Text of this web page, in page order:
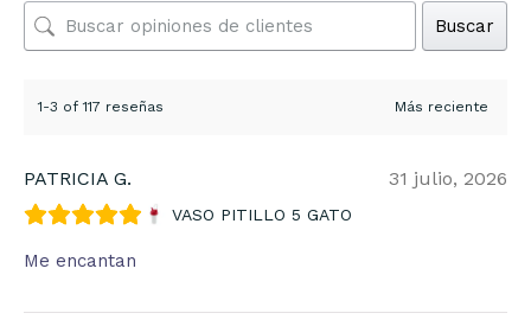
Buscar
1-3 of 117 reseñas
PATRICIA G. 31 julio, 2026
VASO PITILLO 5 GATO
Me encantan